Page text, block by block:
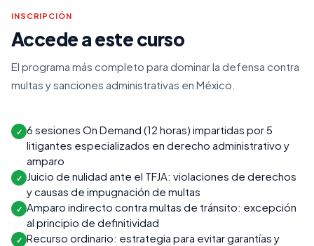
INSCRIPCIÓN
Accede a este curso
El programa más completo para dominar la defensa contra
multas y sanciones administrativas en México.
✓ 6 sesiones On Demand (12 horas) impartidas por 5
litigantes especializados en derecho administrativo y
amparo
✓
Juicio de nulidad ante el TFJA: violaciones de derechos
y causas de impugnación de multas
✓ Amparo indirecto contra multas de tránsito: excepción
al principio de definitividad
✓ Recurso ordinario: estrategia para evitar garantías y